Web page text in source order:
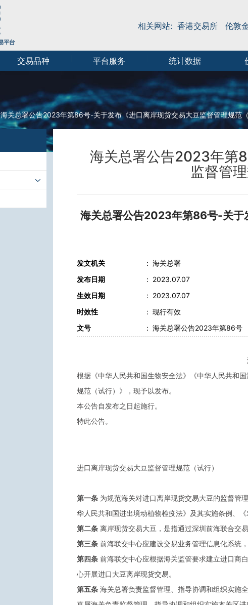
相关网站: 香港交易所 伦敦
交易品种 平台服务 统计数据
海关总署公告2023年第86号-关于发布《进口离岸现货交易大豆监督管理规范
海关总署公告2023年第
监督管
海关总署公告2023年第86号-关于
发文机关 ： 海关总署
发布日期
： 2023.07.07
生效日期
： 2023.07.07
时效性
： 现行有效
文号
： 海关总署公告2023年第86号
根据《中华人民共和国生物安全法》《中华人民共和
规范（试行）》，现予以发布。
本公告自发布之日起施行。
特此公告。
进口离岸现货交易大豆监督管理规范（试行）
第一条 为规范海关对进口离岸现货交易大豆的监督管
华人民共和国进出境动植物检疫法》及其实施条例、
第二条 离岸现货交易大豆，是指通过深圳前海联合交
第三条 前海联交中心应建设交易业务管理信息化系统
第四条 前海联交中心应根据海关监管要求建立进口商
心开展进口大豆离岸现货交易。
第五条 海关总署负责监督管理、指导协调和组织实施